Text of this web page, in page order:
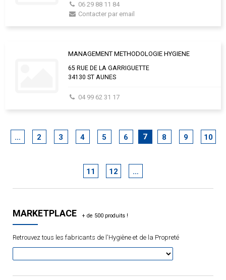
06 29 88 11 84
Contacter par email
MANAGEMENT METHODOLOGIE HYGIENE
65 RUE DE LA GARRIGUETTE
34130 ST AUNES
04 99 62 31 17
… 2 3 4 5 6 7 8 9 10
11 12 …
MARKETPLACE
Retrouvez tous les fabricants de l'Hygiène et de la Propreté